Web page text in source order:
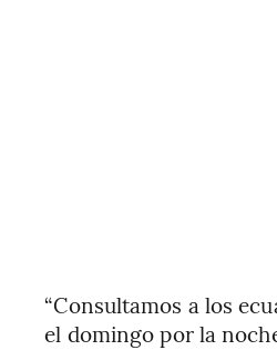
“Consultamos a los
el domingo por la